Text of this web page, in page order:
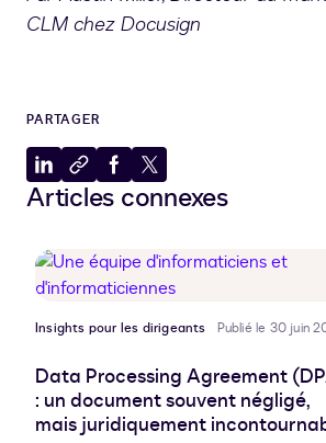
CLM chez Docusign
PARTAGER
Partager
sur
Copier
dans
papiers
Partager
sur
Partager
sur
Articles connexes
Insights pour les dirigeants Publié le 30 juin
Data Processing Agreement
: un document souvent négligé,
mais juridiquement